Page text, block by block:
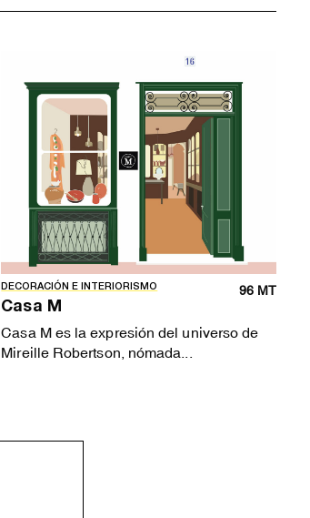
DECORACIÓN E INTERIORISMO 96 MT
Casa M
Casa M es la expresión del universo de
Mireille Robertson, nómada...